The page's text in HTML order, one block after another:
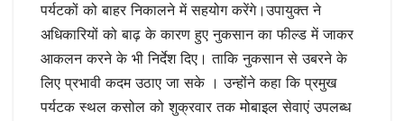
पर्यटकों को बाहर निकालने में सहयोग करेंगे।उपायुक्त ने
अधिकारियों को बाढ़ के कारण हुए नुकसान का फील्ड में जाकर
आकलन करने के भी निर्देश दिए। ताकि नुकसान से उबरने के
लिए प्रभावी कदम उठाए जा सके । उन्होंने कहा कि प्रमुख
पर्यटक स्थल कसोल को शुक्रवार तक मोबाइल सेवाएं उपलब्ध